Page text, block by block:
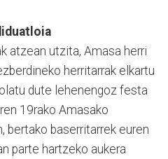
atzean utzita, Amasa herri
herritarrak elkartu
dute lehenengoz festa
19rako Amasako
bertako baserritarrek euren
parte hartzeko aukera